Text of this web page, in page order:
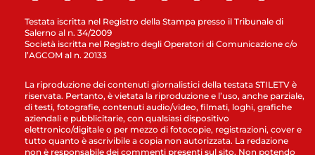
Testata iscritta nel Registro della Stampa presso il Tribunale di
Salerno al n. 34/2009
Società iscritta nel Registro degli Operatori di Comunicazione c/o
l’AGCOM al n. 20133
La riproduzione dei contenuti giornalistici della testata STILETV è
riservata. Pertanto, è vietata la riproduzione e l’uso, anche parziale,
di testi, fotografie, contenuti audio/video, filmati, loghi, grafiche
aziendali e pubblicitarie, con qualsiasi dispositivo
elettronico/digitale o per mezzo di fotocopie, registrazioni, cover e
tutto quanto è ascrivibile a copia non autorizzata. La redazione
non è responsabile dei commenti presenti sul sito. Non potendo